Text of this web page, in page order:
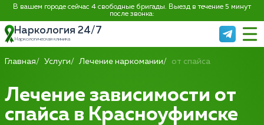
В вашем городе сейчас 4 свободные бригады. Выезд в течение 5 минут
после звонка:
Наркология 24/7
Наркологическая клиника
Главная Услуги Лечение наркомании от спайса
Лечение зависимости от
спайса в Красноуфимске